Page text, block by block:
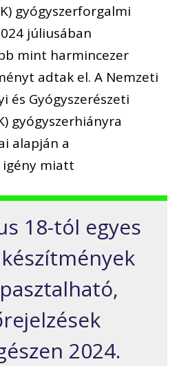
gyógyszerforgalmi
júliusában
mint harmincezer
adtak el. A Nemzeti
és Gyógyszerészeti
gyógyszerhiányra
alapján a
miatt
18-tól egyes
2024.